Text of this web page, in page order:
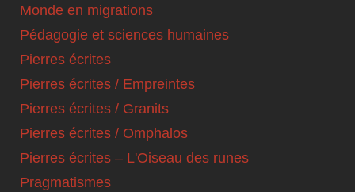
Monde en migrations
Pédagogie et sciences humaines
Pierres écrites
Pierres écrites / Empreintes
Pierres écrites / Granits
Pierres écrites / Omphalos
Pierres écrites – L'Oiseau des runes
Pragmatismes